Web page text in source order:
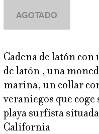
Cadena de latón
de latón , una
marina, un collar
veraniegos que
playa surfista
California